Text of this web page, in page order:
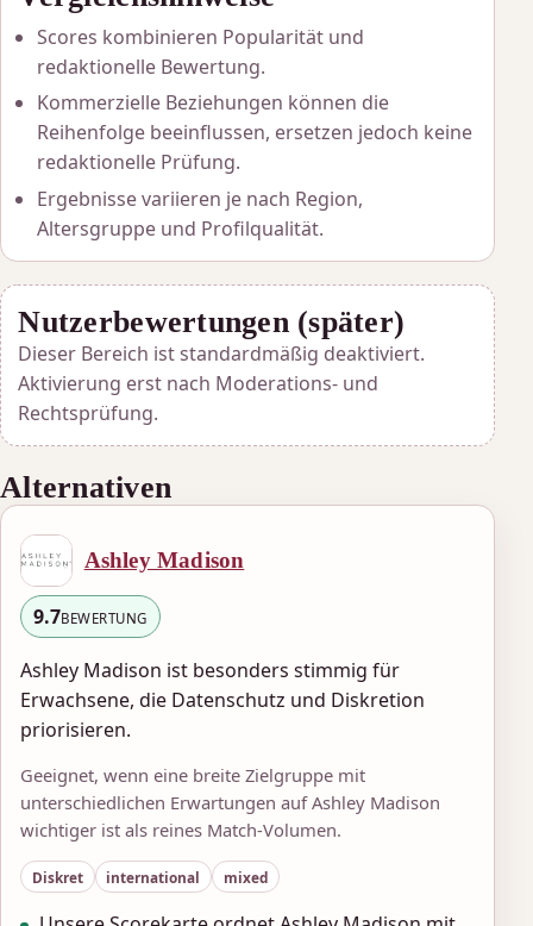
Scores kombinieren Popularität und
redaktionelle Bewertung.
Kommerzielle Beziehungen können die
Reihenfolge beeinflussen, ersetzen jedoch keine
redaktionelle Prüfung.
Ergebnisse variieren je nach Region,
Altersgruppe und Profilqualität.
Nutzerbewertungen (später)
Dieser Bereich ist standardmäßig deaktiviert.
Aktivierung erst nach Moderations- und
Rechtsprüfung.
Alternativen
Ashley Madison
9.7BEWERTUNG
Ashley Madison ist besonders stimmig für
Erwachsene, die Datenschutz und Diskretion
priorisieren.
Geeignet, wenn eine breite Zielgruppe mit
unterschiedlichen Erwartungen auf Ashley Madison
wichtiger ist als reines Match-Volumen.
Diskret international mixed